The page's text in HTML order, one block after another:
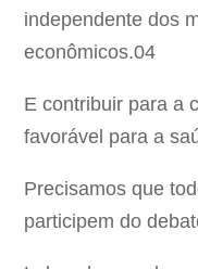
independente dos
econômicos.04
E contribuir para a
favorável para a
Precisamos que
participem do